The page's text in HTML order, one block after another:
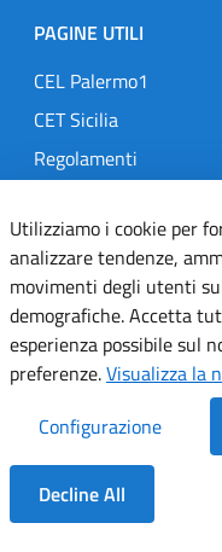
Dentro la Sezione
PAGINE UTILI
CEL Palermo1
CET Sicilia
Regolamenti
Telemedicina
MedOral
TRASPARENZA
Amministrazione
Gare e Concorsi
Delibere
Determine
Utilizziamo i cookie per
analizzare tendenze,
movimenti degli utenti
demografiche. Accetta
esperienza possibile sul
preferenze.Visualizza la
Configurazione
Decline All